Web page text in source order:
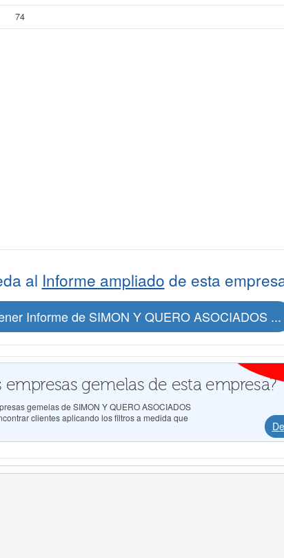
74
al Informe ampliado de esta
Informe de SIMON Y QUERO ASOCIADOS ...
gemelas de esta empresa?
gemelas de SIMON Y QUERO ASOCIADOS
clientes aplicando los filtros a medida que